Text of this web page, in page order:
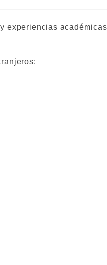
experiencias académicas